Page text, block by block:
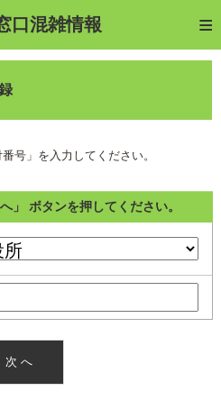
口混雑情報
号」を入力してください。
」 ボタンを押してください。